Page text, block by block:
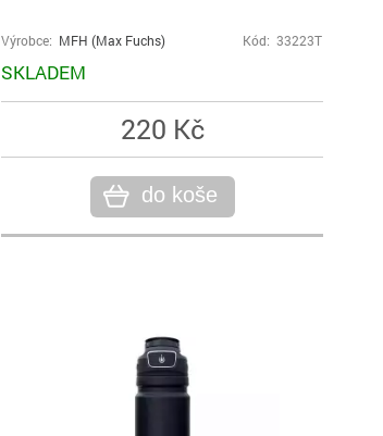
Výrobce: MFH (Max Fuchs) Kód: 33223T
SKLADEM
220 Kč
do koše